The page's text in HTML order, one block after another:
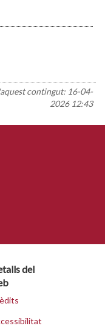
contingut: 16-04-
2026 12:43
del